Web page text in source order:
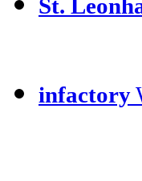
St.
infactory